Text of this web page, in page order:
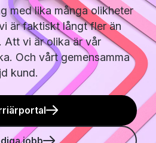
med lika många olikheter
är faktiskt långt fler än
Att vi är olika är vår
Och vårt gemensamma
kund.
jobb